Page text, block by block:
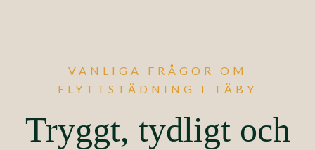
VANLIGA FRÅGOR OM
FLYTTSTÄDNING I TÄBY
Tryggt, tydligt och